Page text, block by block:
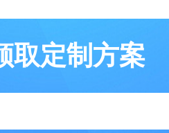
取定制方案